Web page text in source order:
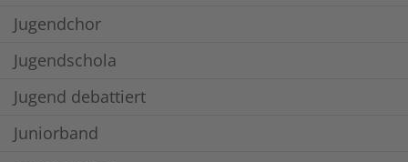
Jugendchor
Jugendschola
Jugend debattiert
Juniorband